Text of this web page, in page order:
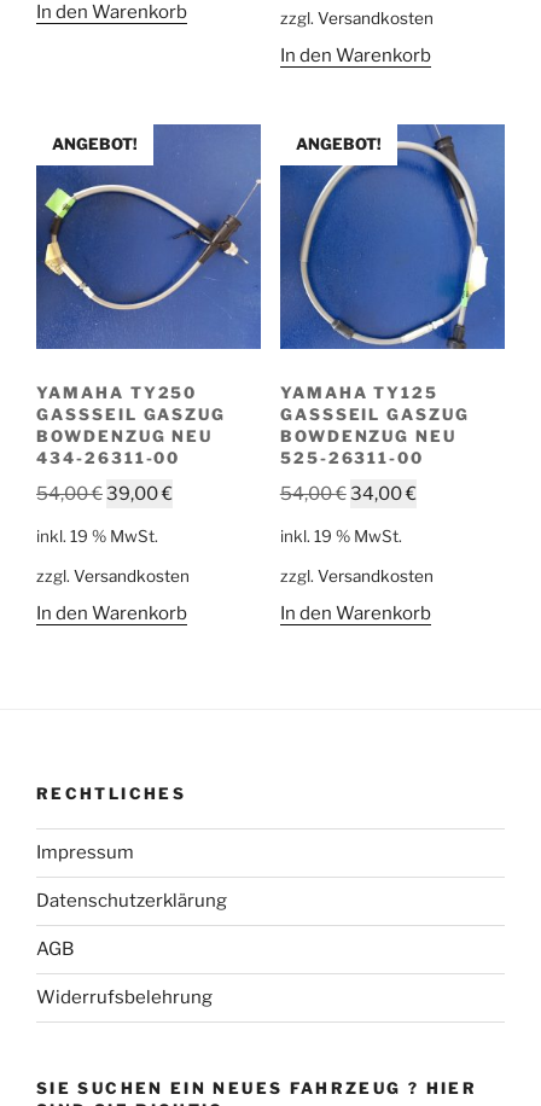
In den Warenkorb
298,00 €
zzgl. Versandkosten
In den Warenkorb
ANGEBOT!
YAMAHA TY250
GASSSEIL GASZUG
BOWDENZUG NEU
434-26311-00
54,00€Ursprünglicher
54,00 €
39,00€Aktueller
39,00 €.
inkl. 19 % MwSt.
zzgl. Versandkosten
In den Warenkorb
ANGEBOT!
YAMAHA TY125
GASSSEIL GASZUG
BOWDENZUG NEU
525-26311-00
54,00€Ursprünglicher
54,00 €
34,00€Aktueller
34,00 €.
inkl. 19 % MwSt.
zzgl. Versandkosten
In den Warenkorb
RECHTLICHES
Impressum
Datenschutzerklärung
AGB
Widerrufsbelehrung
SIE SUCHEN EIN NEUES FAHRZEUG ? HIER